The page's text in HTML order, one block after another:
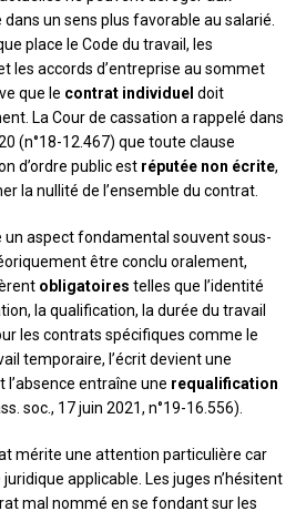
un sens plus favorable au salarié.
place le Code du travail, les
les accords d’entreprise au sommet
que le contrat individuel doit
La Cour de cassation a rappelé dans
(n°18-12.467) que toute clause
d’ordre public est réputée non écrite,
la nullité de l’ensemble du contrat.
aspect fondamental souvent sous-
être conclu oralement,
obligatoires telles que l’identité
la qualification, la durée du travail
les contrats spécifiques comme le
temporaire, l’écrit devient une
entraîne une requalification
soc., 17 juin 2021, n°19-16.556).
mérite une attention particulière car
applicable. Les juges n’hésitent
mal nommé en se fondant sur les